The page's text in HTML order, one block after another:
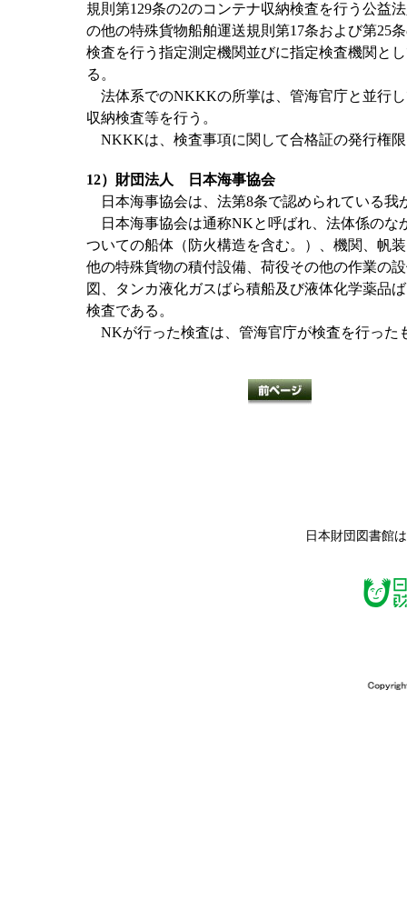
規則第129条の2のコンテナ収納検査を行う公益
の他の特殊貨物船舶運送規則第17条および第25
検査を行う指定測定機関並びに指定検査機関と
る。
法体系でのNKKKの所掌は、管海官庁と並行
収納検査等を行う。
NKKKは、検査事項に関して合格証の発行権
12）財団法人 日本海事協会
日本海事協会は、法第8条で認められている我
日本海事協会は通称NKと呼ばれ、法体係のな
ついての船体（防火構造を含む。）、機関、帆
他の特殊貨物の積付設備、荷役その他の作業の
図、タンカ液化ガスばら積船及び液体化学薬品
検査である。
NKが行った検査は、管海官庁が検査を行った
日本財団図書館